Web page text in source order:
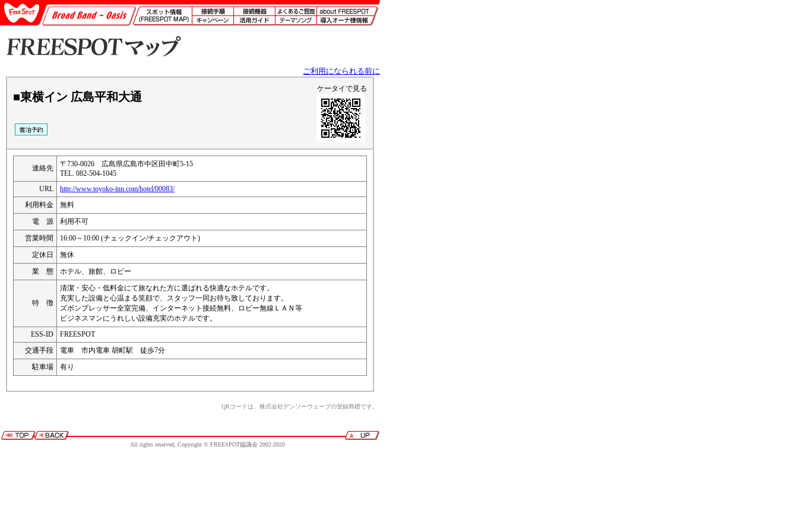
ご利用になられる前に
■東横イン 広島平和大通
ケータイで見る
連絡先
〒730-0026 広島県広島市中区田中町5-15
TEL. 082-504-1045
URL
http://www.toyoko-inn.com/hotel/00083/
利用料金
無料
電 源
利用不可
営業時間
16:00～10:00 (チェックイン/チェックアウト)
定休日
無休
業 態
ホテル、旅館、ロビー
特 徴
清潔・安心・低料金にて旅なれた方に選ばれる快適なホテルです。
充実した設備と心温まる笑顔で、スタッフ一同お待ち致しております。
ズボンプレッサー全室完備、インターネット接続無料、ロビー無線ＬＡＮ等
ビジネスマンにうれしい設備充実のホテルです。
ESS-ID
FREESPOT
交通手段
電車 市内電車 胡町駅 徒歩7分
駐車場
有り
QRコードは、株式会社デンソーウェーブの登録商標です。
All rights reserved, Copyright © FREESPOT協議会 2002-2020